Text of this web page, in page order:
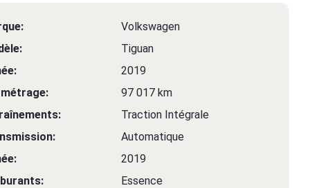
Volkswagen
Tiguan
2019
97 017 km
Traction Intégrale
Automatique
2019
Essence